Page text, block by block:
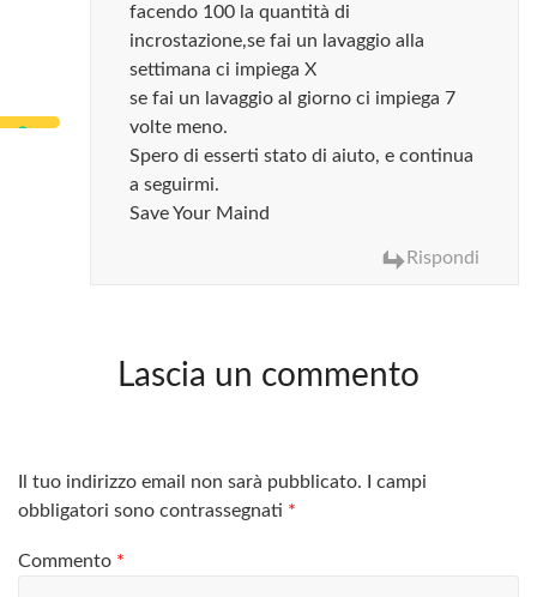
facendo 100 la quantità di
incrostazione,se fai un lavaggio alla
settimana ci impiega X
se fai un lavaggio al giorno ci impiega 7
volte meno.
Spero di esserti stato di aiuto, e continua
a seguirmi.
Save Your Maind
Rispondi
Lascia un commento
Il tuo indirizzo email non sarà pubblicato.
I campi
obbligatori sono contrassegnati *
Commento *